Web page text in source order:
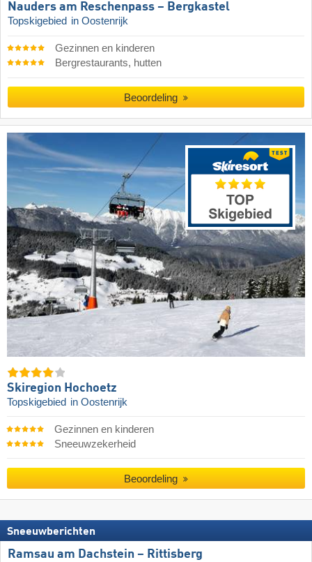
Nauders am Reschenpass – Bergkastel
Topskigebied in Oostenrijk
Gezinnen en kinderen
Bergrestaurants, hutten
Beoordeling
Skiregion Hochoetz
Topskigebied in Oostenrijk
Gezinnen en kinderen
Sneeuwzekerheid
Beoordeling
Sneeuwberichten
Ramsau am Dachstein – Rittisberg